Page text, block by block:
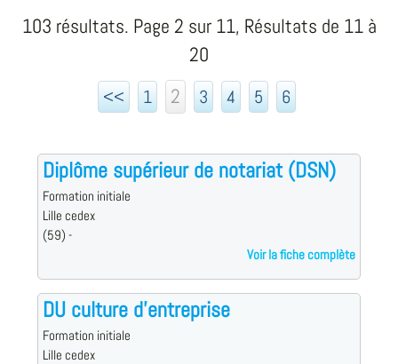
103 résultats. Page 2 sur 11, Résultats de 11 à
20
<< 1 2 3 4 5 6
Diplôme supérieur de notariat (DSN)
Formation initiale
Lille cedex
(59) -
Voir la fiche complète
DU culture d'entreprise
Formation initiale
Lille cedex